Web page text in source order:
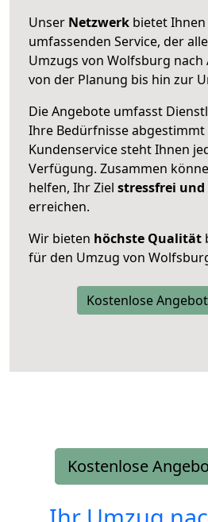
Unser Netzwerk bietet Ihnen
umfassenden Service, der
Umzugs von Wolfsburg nach
von der Planung bis hin zur
Die Angebote umfasst
Ihre Bedürfnisse
Kundenservice steht Ihnen
Verfügung. Zusammen
helfen, Ihr Ziel stressfrei
erreichen.
Wir bieten höchste Qualität
für den Umzug von
Kostenlose
Kostenlose